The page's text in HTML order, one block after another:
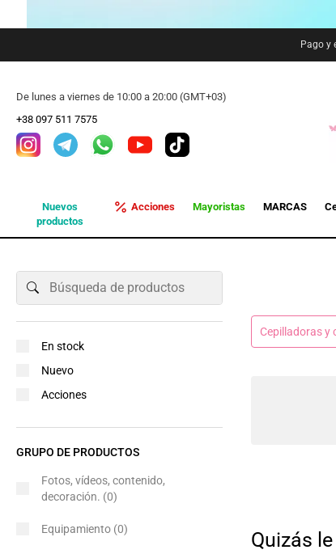
Pago y
De lunes a viernes de 10:00 a 20:00 (GMT+03)
+38 097 511 7575
Nuevos
productos
Acciones Mayoristas MARCAS
Cepilladoras y
Quizás
En stock
Nuevo
Acciones
GRUPO DE PRODUCTOS
Fotos, vídeos, contenido,
decoración. (0)
Equipamiento (0)